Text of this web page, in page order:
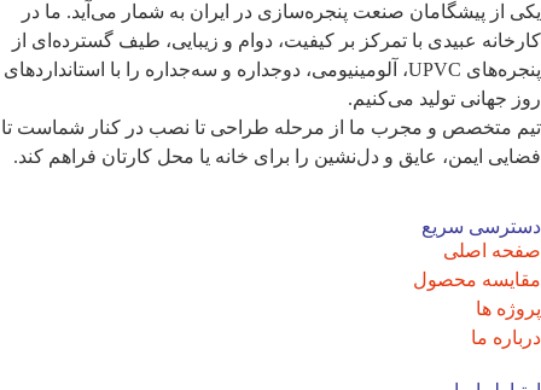
یکی از پیشگامان صنعت پنجره‌سازی در ایران به شمار می‌آید. ما در
کارخانه عبیدی با تمرکز بر کیفیت، دوام و زیبایی، طیف گسترده‌ای از
پنجره‌های UPVC، آلومینیومی، دو‌جداره و سه‌جداره را با استانداردهای
روز جهانی تولید می‌کنیم.
تیم متخصص و مجرب ما از مرحله طراحی تا نصب در کنار شماست تا
فضایی ایمن، عایق و دل‌نشین را برای خانه یا محل کارتان فراهم کند.
دسترسی سریع
صفحه اصلی
مقایسه محصول
پروژه ها
درباره ما